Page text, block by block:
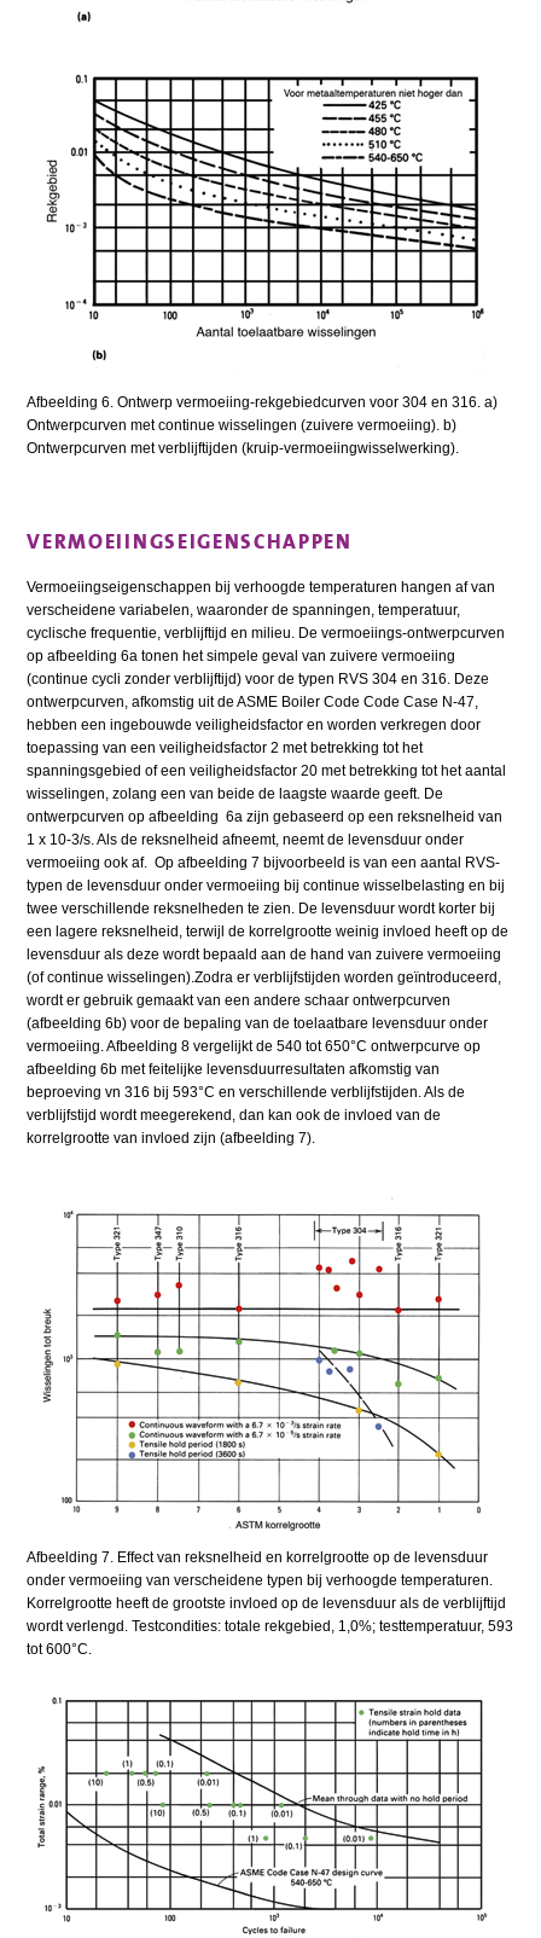
Afbeelding 6. Ontwerp vermoeiing-rekgebiedcurven voor 304 en 316. a)
Ontwerpcurven met continue wisselingen (zuivere vermoeiing). b)
Ontwerpcurven met verblijftijden (kruip-vermoeiingwisselwerking).
VERMOEIINGSEIGENSCHAPPEN
Vermoeiingseigenschappen bij verhoogde temperaturen hangen af van
verscheidene variabelen, waaronder de spanningen, temperatuur,
cyclische frequentie, verblijftijd en milieu. De vermoeiings-ontwerpcurven
op afbeelding 6a tonen het simpele geval van zuivere vermoeiing
(continue cycli zonder verblijftijd) voor de typen RVS 304 en 316. Deze
ontwerpcurven, afkomstig uit de ASME Boiler Code Code Case N-47,
hebben een ingebouwde veiligheidsfactor en worden verkregen door
toepassing van een veiligheidsfactor 2 met betrekking tot het
spanningsgebied of een veiligheidsfactor 20 met betrekking tot het aantal
wisselingen, zolang een van beide de laagste waarde geeft. De
ontwerpcurven op afbeelding 6a zijn gebaseerd op een reksnelheid van
1 x 10-3/s. Als de reksnelheid afneemt, neemt de levensduur onder
vermoeiing ook af. Op afbeelding 7 bijvoorbeeld is van een aantal RVS-
typen de levensduur onder vermoeiing bij continue wisselbelasting en bij
twee verschillende reksnelheden te zien. De levensduur wordt korter bij
een lagere reksnelheid, terwijl de korrelgrootte weinig invloed heeft op de
levensduur als deze wordt bepaald aan de hand van zuivere vermoeiing
(of continue wisselingen).Zodra er verblijfstijden worden geïntroduceerd,
wordt er gebruik gemaakt van een andere schaar ontwerpcurven
(afbeelding 6b) voor de bepaling van de toelaatbare levensduur onder
vermoeiing. Afbeelding 8 vergelijkt de 540 tot 650°C ontwerpcurve op
afbeelding 6b met feitelijke levensduurresultaten afkomstig van
beproeving vn 316 bij 593°C en verschillende verblijfstijden. Als de
verblijfstijd wordt meegerekend, dan kan ook de invloed van de
korrelgrootte van invloed zijn (afbeelding 7).
Afbeelding 7. Effect van reksnelheid en korrelgrootte op de levensduur
onder vermoeiing van verscheidene typen bij verhoogde temperaturen.
Korrelgrootte heeft de grootste invloed op de levensduur als de verblijftijd
wordt verlengd. Testcondities: totale rekgebied, 1,0%; testtemperatuur, 593
tot 600°C.